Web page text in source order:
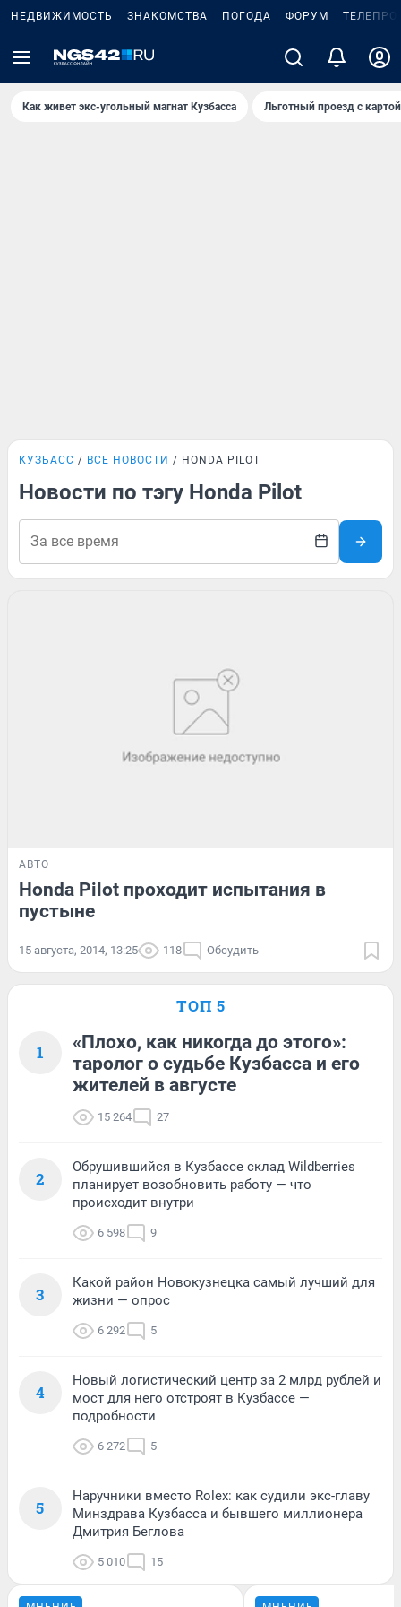
НЕДВИЖИМОСТЬ ЗНАКОМСТВА ПОГОДА ФОРУМ
Как живет экс-угольный магнат Кузбасса Льготный проезд с
КУЗБАСС ВСЕ НОВОСТИ HONDA PILOT
Новости по тэгу Honda Pilot
АВТО
Honda Pilot проходит испытания в
пустыне
15 августа, 2014, 13:25 118 Обсудить
ТОП 5
1
«Плохо, как никогда до этого»:
таролог о судьбе Кузбасса и его
жителей в августе
15 264 27
2
Обрушившийся в Кузбассе склад Wildberries
планирует возобновить работу — что
происходит внутри
6 598 9
3
Какой район Новокузнецка самый лучший для
жизни — опрос
6 292 5
4
Новый логистический центр за 2 млрд рублей и
мост для него отстроят в Кузбассе —
подробности
6 272 5
5
Наручники вместо Rolex: как судили экс-главу
Минздрава Кузбасса и бывшего миллионера
Дмитрия Беглова
5 010 15